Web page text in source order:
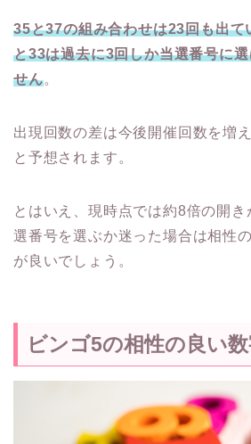
35と37の組み合わせは23回も出て
と33は過去に3回しか当選番号に
せん。
出現回数の差は今後開催回数を増
と予想されます。
とはいえ、現時点では約8倍の開き
選番号を選ぶか迷った場合は相性
が良いでしょう。
ビンゴ5の相性の良い